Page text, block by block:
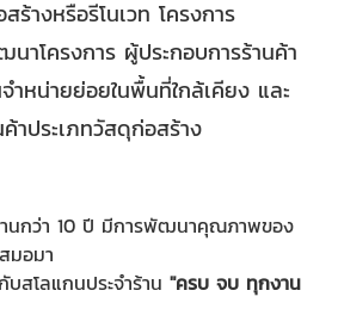
ร้างหรือรีโนเวท โครงการ
าโครงการ ผู้ประกอบการร้านค้า
หน่ายย่อยในพื้นที่ใกล้เคียง และ
าประเภทวัสดุก่อสร้าง
านกว่า 10 ปี มีการพัฒนาคุณภาพของ
มอมา
สโลแกนประจำร้าน "ครบ จบ ทุกงาน